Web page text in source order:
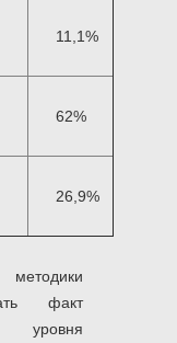
11,1%
62%
26,9%
факт